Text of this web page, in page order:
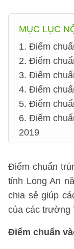
MỤC LỤC
1. Điểm
2. Điểm
3. Điểm
4. Điểm
5. Điểm
6. Điểm
2019
Điểm chuẩn
tỉnh Long An
chia sẻ giúp
của các trường
Điểm chuẩn